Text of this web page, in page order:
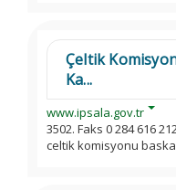
Çeltik
Ka...
www.ipsala.gov.tr
3502. Faks 0 284 616
celtik komisyonu